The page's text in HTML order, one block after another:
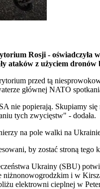
Rosji -
ataków z użyciem
przed tą
głównej NATO
nie popierają. Skupiamy
tych zwycięstw" - dodała.
na pole walki na
by zostać stroną
Ukrainy (SBU)
i w
elektrowni cieplnej w